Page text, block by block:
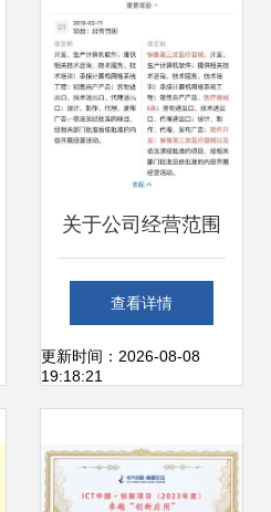
关于公司经营范围
变更 新增第三类医
疗器械销售与计算
务的要点分析
查看详情
更新时间：2026-08-08
19:18:21